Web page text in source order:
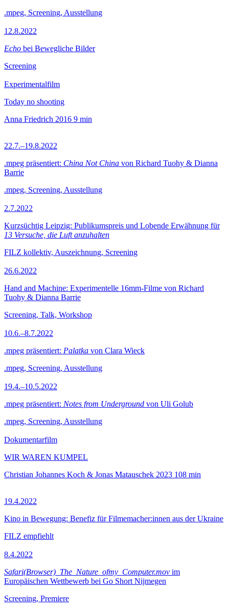
.mpeg, Screening, Ausstellung
12.8.2022
Echo bei Bewegliche Bilder
Screening
Experimentalfilm
Today no shooting
Anna Friedrich 2016 9 min
22.7.–19.8.2022
.mpeg präsentiert: China Not China von Richard Tuohy & Dianna
Barrie
.mpeg, Screening, Ausstellung
2.7.2022
Kurzsüchtig Leipzig: Publikumspreis und Lobende Erwähnung für
13 Versuche, die Luft anzuhalten
FILZ kollektiv, Auszeichnung, Screening
26.6.2022
Hand and Machine: Experimentelle 16mm-Filme von Richard
Tuohy & Dianna Barrie
Screening, Talk, Workshop
10.6.–8.7.2022
.mpeg präsentiert: Palatka von Clara Wieck
.mpeg, Screening, Ausstellung
19.4.–10.5.2022
.mpeg präsentiert: Notes from Underground von Uli Golub
.mpeg, Screening, Ausstellung
Dokumentarfilm
WIR WAREN KUMPEL
Christian Johannes Koch & Jonas Matauschek 2023 108 min
19.4.2022
Kino in Bewegung: Benefiz für Filmemacher:innen aus der Ukraine
FILZ empfiehlt
8.4.2022
Safari(Browser)_The_Nature_ofmy_Computer.mov im
Europäischen Wettbewerb bei Go Short Nijmegen
Screening, Premiere